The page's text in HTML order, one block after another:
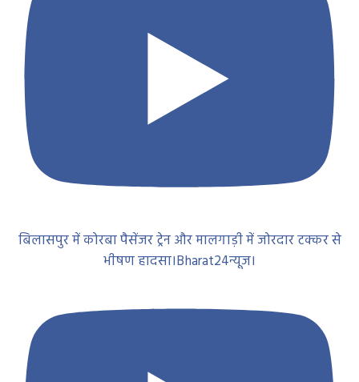
बिलासपुर में कोरबा पैसेंजर ट्रेन और मालगाड़ी में जोरदार टक्कर से
भीषण हादसा।Bharat24न्यूज।